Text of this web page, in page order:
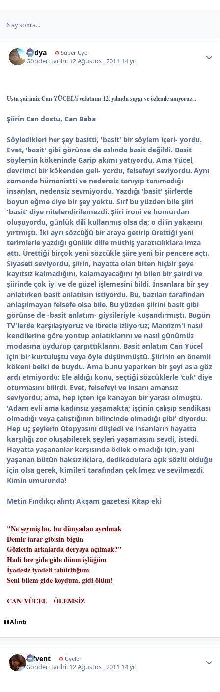
6 ay sonra...
Radya ΦSüper Üye
Gönderi tarihi: 12 Ağustos , 2011 14 yıl
Usta şairimiz Can YÜCEL'i vefatının 12. yılında saygı ve özlemle anıyoruz...
Şiirin Can dostu, Can Baba
Söyledikleri her şey basitti, 'basit' bir söylem içeri- yordu.
Evet, 'basit' gibi görünse de aslında basit değildi. Basit
söylemin kökeninde Garip akımı yatıyordu. Ama Yücel,
devrimci bir kökenden geli- yordu, felsefeyi seviyordu. Aynı
zamanda hümanistti ve nedensiz tanıyıp tanımadığı
insanları, nedensiz sevmiyordu. Yazdığı 'basit' şiirlerde
boyun eğme diye bir şey yoktu. Sırf bu yüzden bile şiiri
'basit' diye nitelendirilemezdi. Şiiri ironi ve homurdan
oluşuyordu, günlük dili kullanmış olsa da; o dilin yakasını
yırtmıştı. İki ayrı sözcüğü bir araya getirip ürettiği yeni
terimlerle yazdığı günlük dille müthiş yaratıcılıklara imza
attı. Ürettiği birçok yeni sözcükle şiire yeni bir pencere açtı.
Siyaseti seviyordu, şiirin, hayatta olan biten hiçbir şeye
kayıtsız kalmadığını, kalamayacağını iyi bilen bir şairdi ve
şiirinde çok iyi ve de güzel işlemesini bildi. İnsanlara bir şey
anlatırken basit anlatılsın istiyordu. Bu, bazıları tarafından
anlaşılmayan felsefe olsa bile. Bu yüzden şiirini basit gibi
görünse de -basit anlatım- giysileriyle kuşandırmıştı. Bugün
TV'lerde karşılaşıyoruz ve ibretle izliyoruz; Marxizm'i nasıl
kendilerine göre yontup anlatıklarını ve nasıl günümüz
modasına uydurup çarpıttıklarını. Basit anlatım Can Yücel
için bir kurtuluştu veya öyle düşünmüştü. Şiirinin en önemli
kökeni belki de buydu. Ama bunu yaparken bir şeyi asla göz
ardı etmiyordu: Ele aldığı konu, seçtiği sözcüklerle 'cuk' diye
oturmasını bilirdi. Evet, felsefeyi ve insanı amansız
seviyordu; ama, hep içten içe kanayan bir yarası olmuştu.
'Adam evli ama kadınsız yaşamakta; işçinin çalışıp sendikası
olmadığı veya çalıştığının bilincinde olmadığı gibi' diyordu.
Hep uç şeylerin ütopyasını düşledi ve insanların hayatta
karşılığı zor oluşabilecek şeyleri yaşamasını sevdi, istedi.
Hayatta yaşananlar karşısında ödlek olmadığı için, yani
yaşanan bütün haksızlıklara, dedikodulara açık sözlü olduğu
için olsa gerek, kimileri tarafından çekilmez ve sevilmezdi.
Kimin umurunda!
Metin Fındıkçı alıntı Akşam gazetesi Kitap eki
"Ne şeymiş bu, bu dünyadan ayrılmak
Demir tarar gibisin bigün
Gözlerin arkalarda deryaya açılmak?"
Hadi bre gide gide dönmüşlüğüm
İyadesiz iyadeli tahütlüğüm
Seni bilem gide koydum, gidi ölüm!
CAN YÜCEL - ÖLEMSİZ
Alıntı
tülvent ΦÜyeler
Gönderi tarihi: 12 Ağustos , 2011 14 yıl